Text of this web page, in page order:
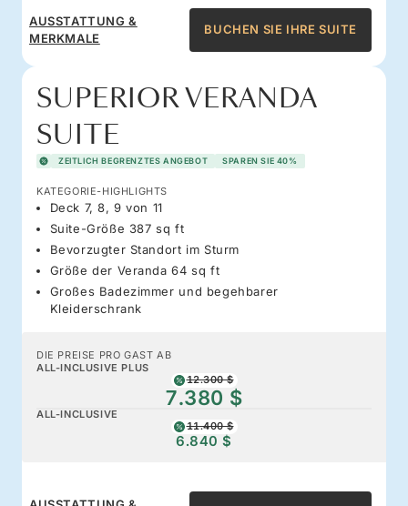
AUSSTATTUNG &
MERKMALE
BUCHEN SIE IHRE SUITE
SUPERIOR VERANDA
SUITE
ZEITLICH BEGRENZTES ANGEBOT SPAREN SIE 40%
KATEGORIE-HIGHLIGHTS
Deck 7, 8, 9 von 11
Suite-Größe 387 sq ft
Bevorzugter Standort im Sturm
Größe der Veranda 64 sq ft
Großes Badezimmer und begehbarer
Kleiderschrank
DIE PREISE PRO GAST AB
ALL-INCLUSIVE PLUS
12.300 $
7.380 $
ALL-INCLUSIVE
11.400 $
6.840 $